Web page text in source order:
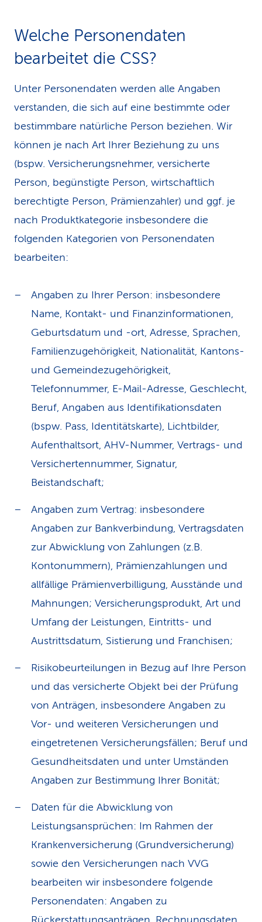
Welche Personendaten
bearbeitet die CSS?
Unter Personendaten werden alle Angaben
verstanden, die sich auf eine bestimmte oder
bestimmbare natürliche Person beziehen. Wir
können je nach Art Ihrer Beziehung zu uns
(bspw. Versicherungsnehmer, versicherte
Person, begünstigte Person, wirtschaftlich
berechtigte Person, Prämienzahler) und ggf. je
nach Produktkategorie insbesondere die
folgenden Kategorien von Personendaten
bearbeiten:
Angaben zu Ihrer Person: insbesondere
Name, Kontakt- und Finanzinformationen,
Geburtsdatum und -ort, Adresse, Sprachen,
Familienzugehörigkeit, Nationalität, Kantons-
und Gemeindezugehörigkeit,
Telefonnummer, E-Mail-Adresse, Geschlecht,
Beruf, Angaben aus Identifikationsdaten
(bspw. Pass, Identitätskarte), Lichtbilder,
Aufenthaltsort, AHV-Nummer, Vertrags- und
Versichertennummer, Signatur,
Beistandschaft;
Angaben zum Vertrag: insbesondere
Angaben zur Bankverbindung, Vertragsdaten
zur Abwicklung von Zahlungen (z.B.
Kontonummern), Prämienzahlungen und
allfällige Prämienverbilligung, Ausstände und
Mahnungen; Versicherungsprodukt, Art und
Umfang der Leistungen, Eintritts- und
Austrittsdatum, Sistierung und Franchisen;
Risikobeurteilungen in Bezug auf Ihre Person
und das versicherte Objekt bei der Prüfung
von Anträgen, insbesondere Angaben zu
Vor- und weiteren Versicherungen und
eingetretenen Versicherungsfällen; Beruf und
Gesundheitsdaten und unter Umständen
Angaben zur Bestimmung Ihrer Bonität;
Daten für die Abwicklung von
Leistungsansprüchen: Im Rahmen der
Krankenversicherung (Grundversicherung)
sowie den Versicherungen nach VVG
bearbeiten wir insbesondere folgende
Personendaten: Angaben zu
Rückerstattungsanträgen, Rechnungsdaten